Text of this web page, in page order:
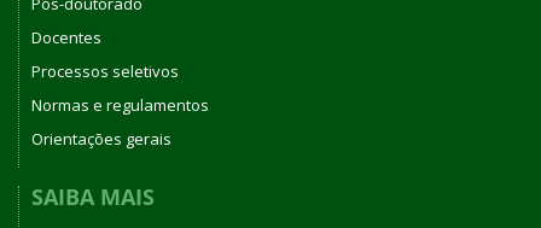
Docentes
Processos seletivos
Normas e regulamentos
Orientações gerais
SAIBA MAIS